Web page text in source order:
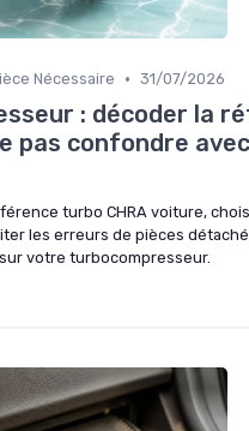
Nécessaire • 31/07/2026
: décoder la
pas confondre
turbo CHRA voiture,
les erreurs de pièces
votre turbocompresseur.